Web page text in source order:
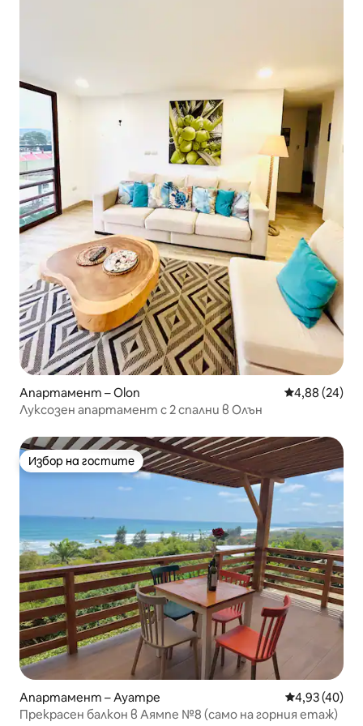
Апартамент – Olon Средна
4,88 (24)
Луксозен апартамент с 2 спални в Олън
Избор на гостите
Избор на гостите
Апартамент – Ayampe Средна
4,93 (40)
Прекрасен балкон в Аямпе №8 (само на горния етаж)